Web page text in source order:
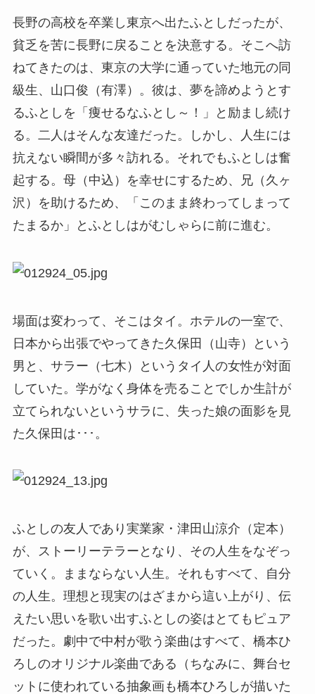
長野の高校を卒業し東京へ出たふとしだったが、
貧乏を苦に長野に戻ることを決意する。そこへ訪
ねてきたのは、東京の大学に通っていた地元の同
級生、山口俊（有澤）。彼は、夢を諦めようとす
るふとしを「痩せるなふとし～！」と励まし続け
る。二人はそんな友達だった。しかし、人生には
抗えない瞬間が多々訪れる。それでもふとしは奮
起する。母（中込）を幸せにするため、兄（久ヶ
沢）を助けるため、「このまま終わってしまって
たまるか」とふとしはがむしゃらに前に進む。
場面は変わって、そこはタイ。ホテルの一室で、
日本から出張でやってきた久保田（山寺）という
男と、サラー（七木）というタイ人の女性が対面
していた。学がなく身体を売ることでしか生計が
立てられないというサラに、失った娘の面影を見
た久保田は･･･。
ふとしの友人であり実業家・津田山涼介（定本）
が、ストーリーテラーとなり、その人生をなぞっ
ていく。ままならない人生。それもすべて、自分
の人生。理想と現実のはざまから這い上がり、伝
えたい思いを歌い出すふとしの姿はとてもピュア
だった。劇中で中村が歌う楽曲はすべて、橋本ひ
ろしのオリジナル楽曲である（ちなみに、舞台セ
ットに使われている抽象画も橋本ひろしが描いた